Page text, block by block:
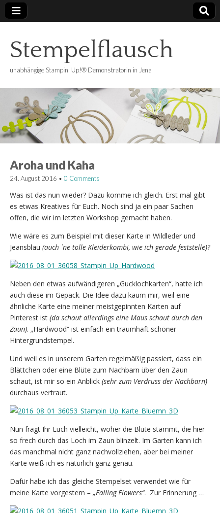
Stempelflausch
unabhängige Stampin' Up!® Demonstratorin in Jena
Aroha und Kaha
24. August 2016 • 0 Comments
Was ist das nun wieder? Dazu komme ich gleich. Erst mal gibt
es etwas Kreatives für Euch. Noch sind ja ein paar Sachen
offen, die wir im letzten Workshop gemacht haben.
Wie wäre es zum Beispiel mit dieser Karte in Wildleder und
Jeansblau (auch `ne tolle Kleiderkombi, wie ich gerade feststelle)?
Neben den etwas aufwändigeren „Gucklochkarten“, hatte ich
auch diese im Gepäck. Die Idee dazu kaum mir, weil eine
ähnliche Karte eine meiner meistgepinnten Karten auf
Pinterest ist (da schaut allerdings eine Maus schaut durch den
Zaun). „Hardwood“ ist einfach ein traumhaft schöner
Hintergrundstempel.
Und weil es in unserem Garten regelmäßig passiert, dass ein
Blättchen oder eine Blüte zum Nachbarn über den Zaun
schaut, ist mir so ein Anblick (sehr zum Verdruss der Nachbarn)
durchaus vertraut.
Nun fragt Ihr Euch vielleicht, woher die Blüte stammt, die hier
so frech durch das Loch im Zaun blinzelt. Im Garten kann ich
das manchmal nicht ganz nachvollziehen, aber bei meiner
Karte weiß ich es natürlich ganz genau.
Dafür habe ich das gleiche Stempelset verwendet wie für
meine Karte vorgestern – „Falling Flowers“. Zur Erinnerung …